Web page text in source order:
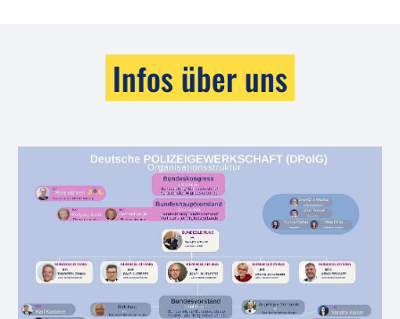
Infos über uns